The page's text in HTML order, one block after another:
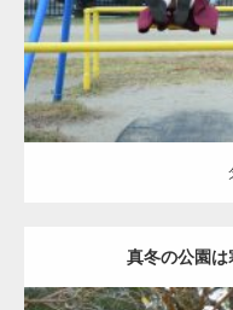
真冬の公園は